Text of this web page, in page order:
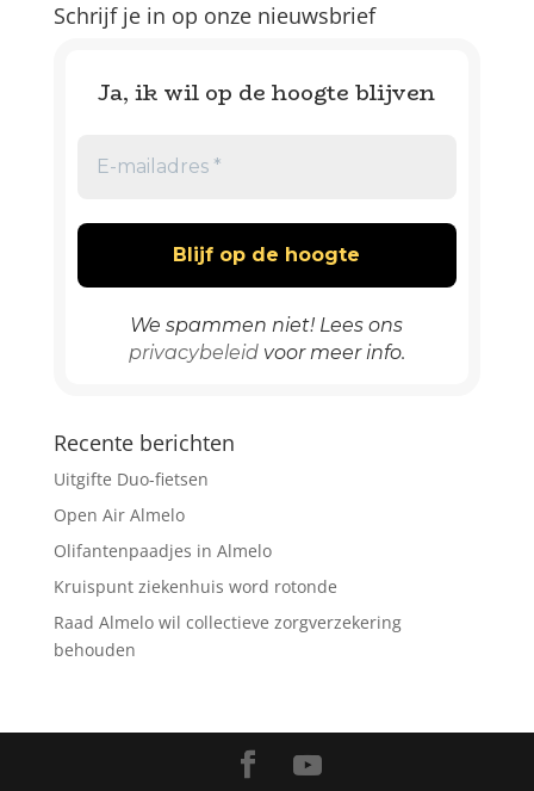
Schrijf je in op onze nieuwsbrief
Ja, ik wil op de hoogte blijven
We spammen niet! Lees ons
privacybeleidvoor meer info.
Recente berichten
Uitgifte Duo-fietsen
Open Air Almelo
Olifantenpaadjes in Almelo
Kruispunt ziekenhuis word rotonde
Raad Almelo wil collectieve zorgverzekering
behouden